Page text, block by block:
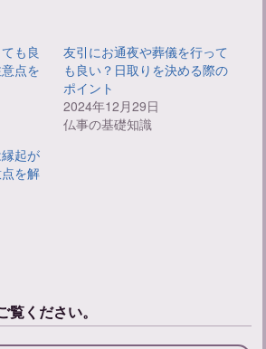
も良
点を
友引にお通夜や葬儀を行って
も良い？日取りを決める際の
ポイント
2024年12月29日
仏事の基礎知識
起が
を解
ください。